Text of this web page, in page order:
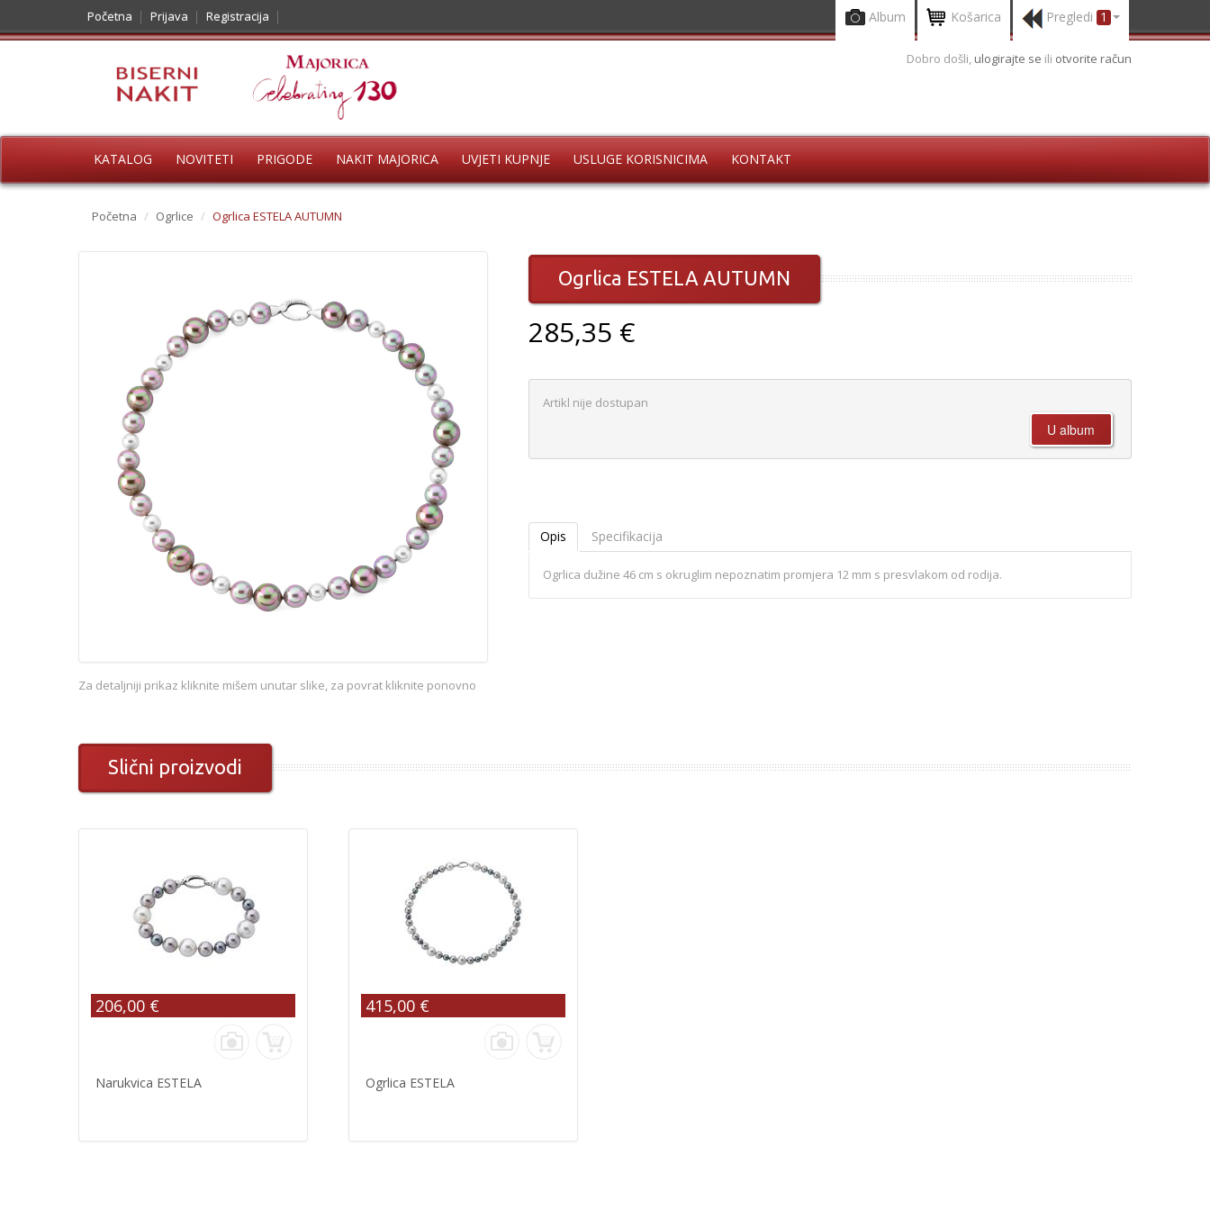
Početna Prijava Registracija Album Košarica Pregledi 1
Dobro došli, ulogirajte se ili otvorite račun
KATALOG NOVITETI PRIGODE NAKIT MAJORICA UVJETI KUPNJE USLUGE KORISNICIMA KONTAKT
Početna / Ogrlice / Ogrlica ESTELA AUTUMN
Za detaljniji prikaz kliknite mišem unutar slike, za povrat kliknite ponovno
Ogrlica ESTELA AUTUMN
285,35 €
Artikl nije dostupan
Opis Specifikacija
Ogrlica dužine 46 cm s okruglim nepoznatim promjera 12 mm s presvlakom od rodija.
Slični proizvodi
206,00 €
Narukvica ESTELA
415,00 €
Ogrlica ESTELA